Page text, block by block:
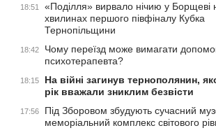
18:51
«Поділля» вирвало нічию у Борщеві
хвилинах першого півфіналу Кубка
Тернопільщини
18:42
Чому переїзд може вимагати
психотерапевта?
18:15
На війні загинув тернополянин,
рік вважали зниклим безвісти
17:56
Під Зборовом збудують сучасний
меморіальний комплекс світового